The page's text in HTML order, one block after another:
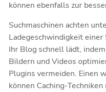
können ebenfalls zur
Suchmaschinen achten
Ladegeschwindigkeit
Ihr Blog schnell lädt,
Bildern und Videos
Plugins vermeiden. Einen
können Caching-